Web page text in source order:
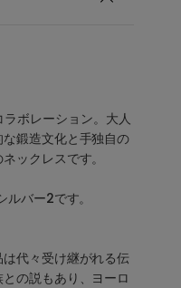
ボレーション。大人
鍛造文化と手独自の
ックレスです。
バー2です。
代々受け継がれる伝
の説もあり、ヨーロ